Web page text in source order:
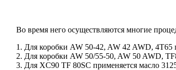
Во время него осуществляются многие
Для коробки AW 50-42, AW 42 AWD,
Для коробки AW 50/55-50, AW 50 AWD,
Для XC90 TF 80SC применяется масло